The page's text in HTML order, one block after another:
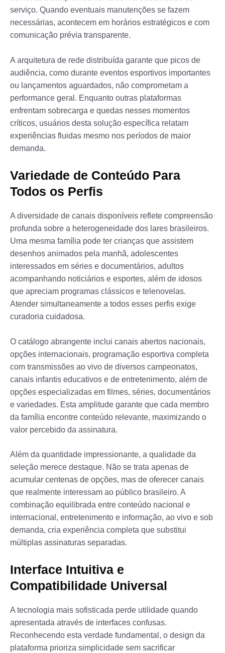
serviço. Quando eventuais manutenções se fazem
necessárias, acontecem em horários estratégicos e com
comunicação prévia transparente.
A arquitetura de rede distribuída garante que picos de
audiência, como durante eventos esportivos importantes
ou lançamentos aguardados, não comprometam a
performance geral. Enquanto outras plataformas
enfrentam sobrecarga e quedas nesses momentos
críticos, usuários desta solução específica relatam
experiências fluidas mesmo nos períodos de maior
demanda.
Variedade de Conteúdo Para
Todos os Perfis
A diversidade de canais disponíveis reflete compreensão
profunda sobre a heterogeneidade dos lares brasileiros.
Uma mesma família pode ter crianças que assistem
desenhos animados pela manhã, adolescentes
interessados em séries e documentários, adultos
acompanhando noticiários e esportes, além de idosos
que apreciam programas clássicos e telenovelas.
Atender simultaneamente a todos esses perfis exige
curadoria cuidadosa.
O catálogo abrangente inclui canais abertos nacionais,
opções internacionais, programação esportiva completa
com transmissões ao vivo de diversos campeonatos,
canais infantis educativos e de entretenimento, além de
opções especializadas em filmes, séries, documentários
e variedades. Esta amplitude garante que cada membro
da família encontre conteúdo relevante, maximizando o
valor percebido da assinatura.
Além da quantidade impressionante, a qualidade da
seleção merece destaque. Não se trata apenas de
acumular centenas de opções, mas de oferecer canais
que realmente interessam ao público brasileiro. A
combinação equilibrada entre conteúdo nacional e
internacional, entretenimento e informação, ao vivo e sob
demanda, cria experiência completa que substitui
múltiplas assinaturas separadas.
Interface Intuitiva e
Compatibilidade Universal
A tecnologia mais sofisticada perde utilidade quando
apresentada através de interfaces confusas.
Reconhecendo esta verdade fundamental, o design da
plataforma prioriza simplicidade sem sacrificar